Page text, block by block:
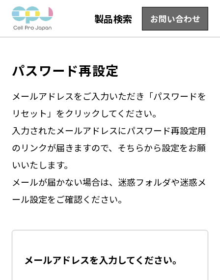
製品検索 お問い合わせ
パスワード再設定
メールアドレスをご入力いただき「パスワードを
リセット」をクリックしてください。
入力されたメールアドレスにパスワード再設定用
のリンクが届きますので、そちらから設定をお願
いいたします。
メールが届かない場合は、迷惑フォルダや迷惑メ
ール設定をご確認ください。
メールアドレスを入力してください。